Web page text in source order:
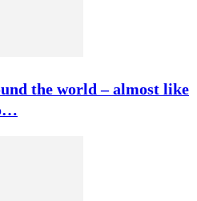
the world – almost like